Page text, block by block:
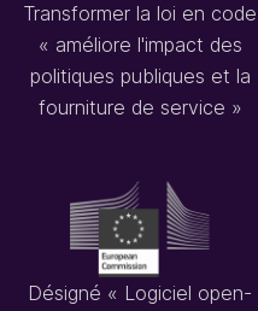
Transformer la loi en code
« améliore l'impact des
politiques publiques et la
fourniture de service »
Désigné « Logiciel open-